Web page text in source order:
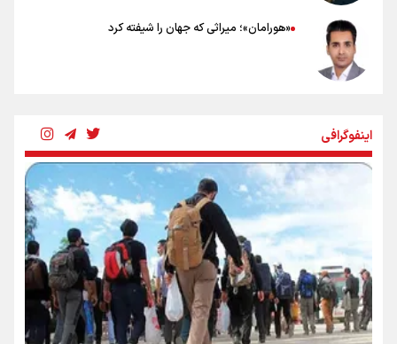
«هورامان»؛ میراثی که جهان را شیفته کرد
رسانه ملی و حق مردم برای شنیدن صدای رئیس‌جمهوری
روایت ایران از کنار مردم
از طلوع خیابان‌ها تا غروب اشک
اینفوگرافی